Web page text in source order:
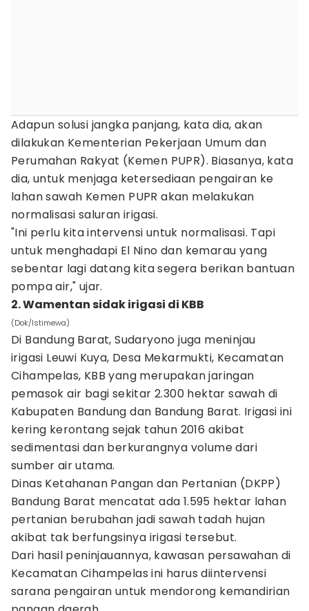
Adapun solusi jangka panjang, kata dia, akan
dilakukan Kementerian Pekerjaan Umum dan
Perumahan Rakyat (Kemen PUPR). Biasanya, kata
dia, untuk menjaga ketersediaan pengairan ke
lahan sawah Kemen PUPR akan melakukan
normalisasi saluran irigasi.
"Ini perlu kita intervensi untuk normalisasi. Tapi
untuk menghadapi El Nino dan kemarau yang
sebentar lagi datang kita segera berikan bantuan
pompa air," ujar.
2. Wamentan sidak irigasi di KBB
(Dok/Istimewa)
Di Bandung Barat, Sudaryono juga meninjau
irigasi Leuwi Kuya, Desa Mekarmukti, Kecamatan
Cihampelas, KBB yang merupakan jaringan
pemasok air bagi sekitar 2.300 hektar sawah di
Kabupaten Bandung dan Bandung Barat. Irigasi ini
kering kerontang sejak tahun 2016 akibat
sedimentasi dan berkurangnya volume dari
sumber air utama.
Dinas Ketahanan Pangan dan Pertanian (DKPP)
Bandung Barat mencatat ada 1.595 hektar lahan
pertanian berubahan jadi sawah tadah hujan
akibat tak berfungsinya irigasi tersebut.
Dari hasil peninjauannya, kawasan persawahan di
Kecamatan Cihampelas ini harus diintervensi
sarana pengairan untuk mendorong kemandirian